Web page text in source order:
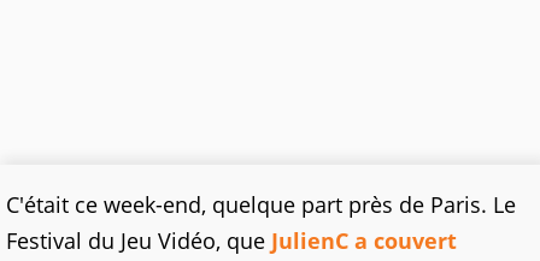
C'était ce week-end, quelque part près de Paris. Le
Festival du Jeu Vidéo, que JulienC a couvert